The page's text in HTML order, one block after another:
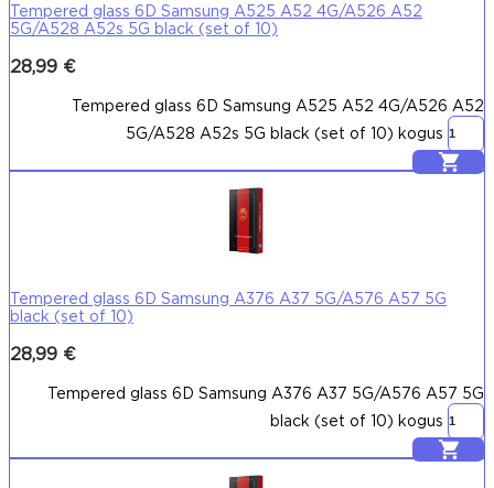
Tempered glass 6D Samsung A525 A52 4G/A526 A52
5G/A528 A52s 5G black (set of 10)
28,99 €
Tempered glass 6D Samsung A525 A52 4G/A526 A52
5G/A528 A52s 5G black (set of 10) kogus
Lisa korvi
Tempered glass 6D Samsung A376 A37 5G/A576 A57 5G
black (set of 10)
28,99 €
Tempered glass 6D Samsung A376 A37 5G/A576 A57 5G
black (set of 10) kogus
Lisa korvi